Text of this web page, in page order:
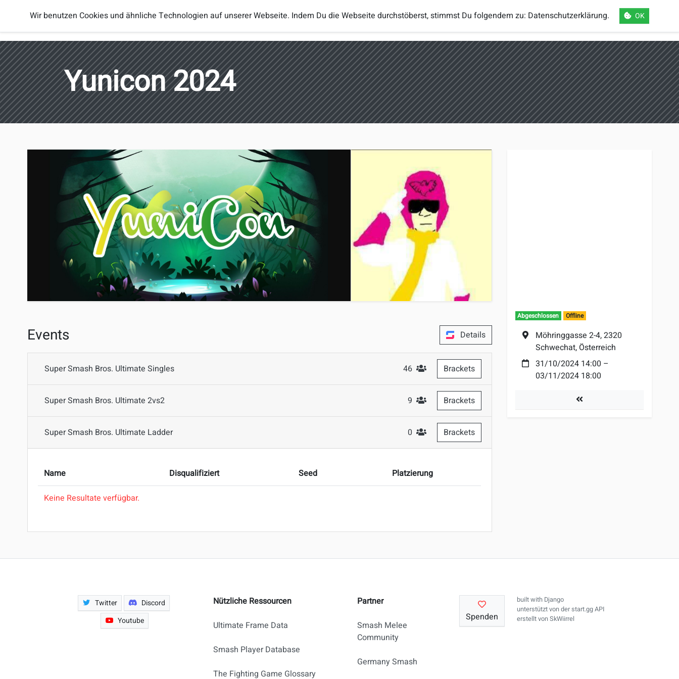
Smash
Brothers
Spieler Regionen Turniere Regeln Ranglisten eSports Sprache
Yunicon 2024
Events Details
Super Smash Bros. Ultimate Singles
46
#Teilnehmer
Brackets
Super Smash Bros. Ultimate 2vs2
9
#Teilnehmer
Brackets
Super Smash Bros. Ultimate Ladder
0
#Teilnehmer
Brackets
Name Disqualifiziert Seed Platzierung
Keine Resultate verfügbar.
Abgeschlossen Offline
Ort:
Möhringgasse 2-4, 2320
Schwechat, Österreich
Datum:
31/10/2024 14:00 –
03/11/2024 18:00
Turniere
Twitter
Discord
Youtube
Nützliche Ressourcen
Ultimate Frame Data
Smash Player Database
The Fighting Game Glossary
Partner
Smash Melee
Community
Germany Smash
Spenden
built with Django
unterstützt von derstart.gg API
erstellt vonSkWiirrel
Wir benutzen Cookies und ähnliche Technologien auf unserer Webseite. Indem Du die Webseite durchstöberst, stimmst Du folgendem zu: Datenschutzerklärung. OK